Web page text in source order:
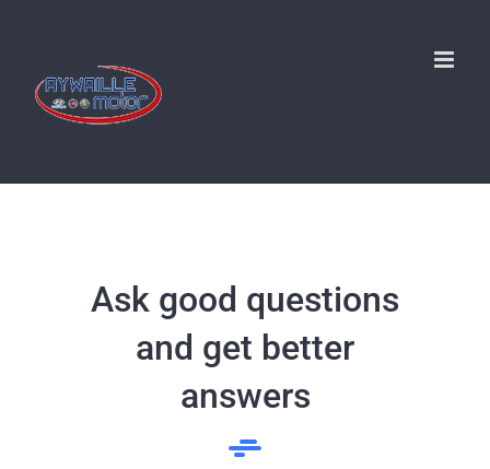
contenu
Ask good questions
and get better
answers